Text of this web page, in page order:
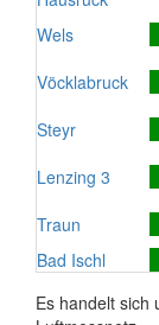
Wels
Vöcklabruck
Steyr
Lenzing 3
Traun
Bad Ischl
Es handelt sich